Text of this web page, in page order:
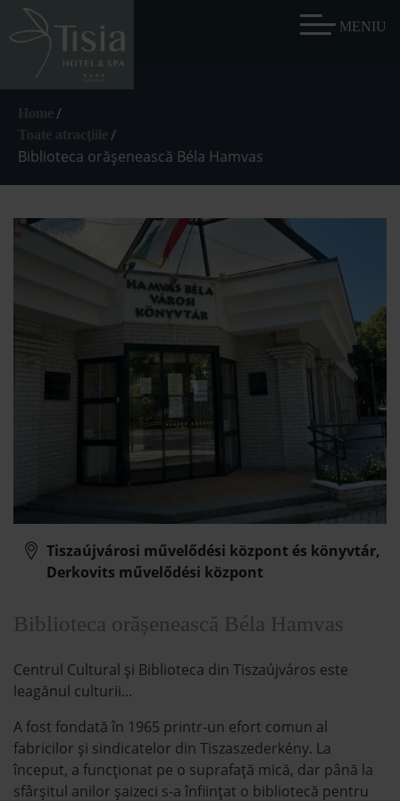
/
/
Biblioteca orășenească Béla Hamvas
Tiszaújvárosi művelődési központ és könyvtár,
Derkovits művelődési központ
Biblioteca orășenească Béla Hamvas
Centrul Cultural și Biblioteca din Tiszaújváros este
leagănul culturii...
A fost fondată în 1965 printr-un efort comun al
fabricilor și sindicatelor din Tiszaszederkény. La
început, a funcționat pe o suprafață mică, dar până la
sfârșitul anilor șaizeci s-a înființat o bibliotecă pentru